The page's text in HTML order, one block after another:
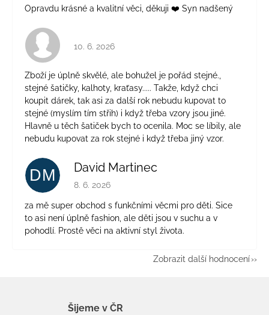
Opravdu krásné a kvalitní věci, děkuji ❤️ Syn nadšený
Hodnocení obchodu je 4 z 5 hvězdiček.
10. 6. 2026
Zboží je úplně skvělé, ale bohužel je pořád stejné.,
stejné šatičky, kalhoty, kraťasy..... Takže, když chci
koupit dárek, tak asi za další rok nebudu kupovat to
stejné (myslím tím střih) i když třeba vzory jsou jiné.
Hlavně u těch šatiček bych to ocenila. Moc se líbily, ale
nebudu kupovat za rok stejné i když třeba jiný vzor.
DM David Martinec
Hodnocení obchodu je 5 z 5 hvězdiček.
8. 6. 2026
za mě super obchod s funkčními věcmi pro děti. Sice
to asi není úplně fashion, ale děti jsou v suchu a v
pohodlí. Prostě věci na aktivní styl života.
Zobrazit další hodnocení
Šijeme v ČR